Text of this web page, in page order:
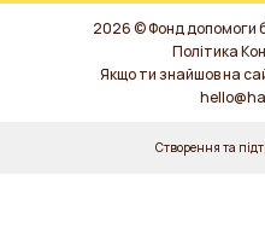
2026 © Фонд допомоги
Політика
Якщо ти знайшов на
Створення та